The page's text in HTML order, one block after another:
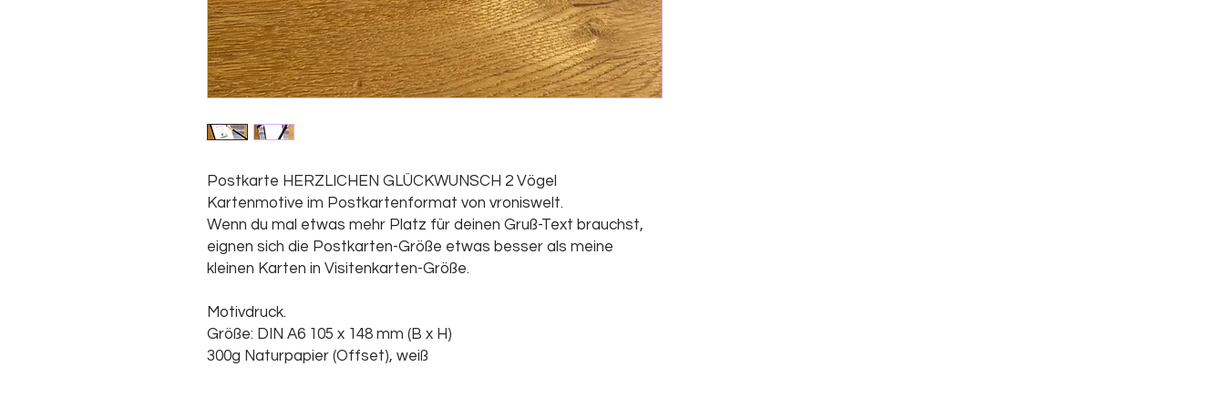
Postkarte HERZLICHEN GLÜCKWUNSCH 2 Vögel
Kartenmotive im Postkartenformat von vroniswelt.
Wenn du mal etwas mehr Platz für deinen Gruß-Text brauchst,
eignen sich die Postkarten-Größe etwas besser als meine
kleinen Karten in Visitenkarten-Größe.
Motivdruck.
Größe: DIN A6 105 x 148 mm (B x H)
300g Naturpapier (Offset), weiß